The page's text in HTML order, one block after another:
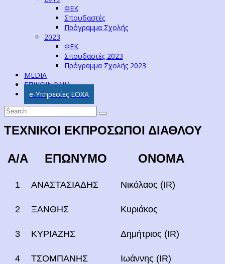
ΦΕΚ
Σπουδαστές
Πρόγραμμα Σχολής
2023
ΦΕΚ
Σπουδαστές 2023
Πρόγραμμα Σχολής 2023
MEDIA
ΕΠΙΚΟΙΝΩΝΙΑ
e-Υπηρεσίες ΕΟΧΑ
ΤΕΧΝΙΚΟΙ ΕΚΠΡΟΣΩΠΟΙ ΔΙΑΘΛΟΥ
Α/Α ΕΠΩΝΥΜΟ ΟΝΟΜΑ
1 ΑΝΑΣΤΑΣΙΑΔΗΣ Νικόλαος (ΙR)
2 ΞΑΝΘΗΣ Κυριάκος
3 ΚΥΡΙΑΖΗΣ Δημήτριος (IR)
4 ΤΣΟΜΠΑΝΗΣ Ιωάννης (IR)